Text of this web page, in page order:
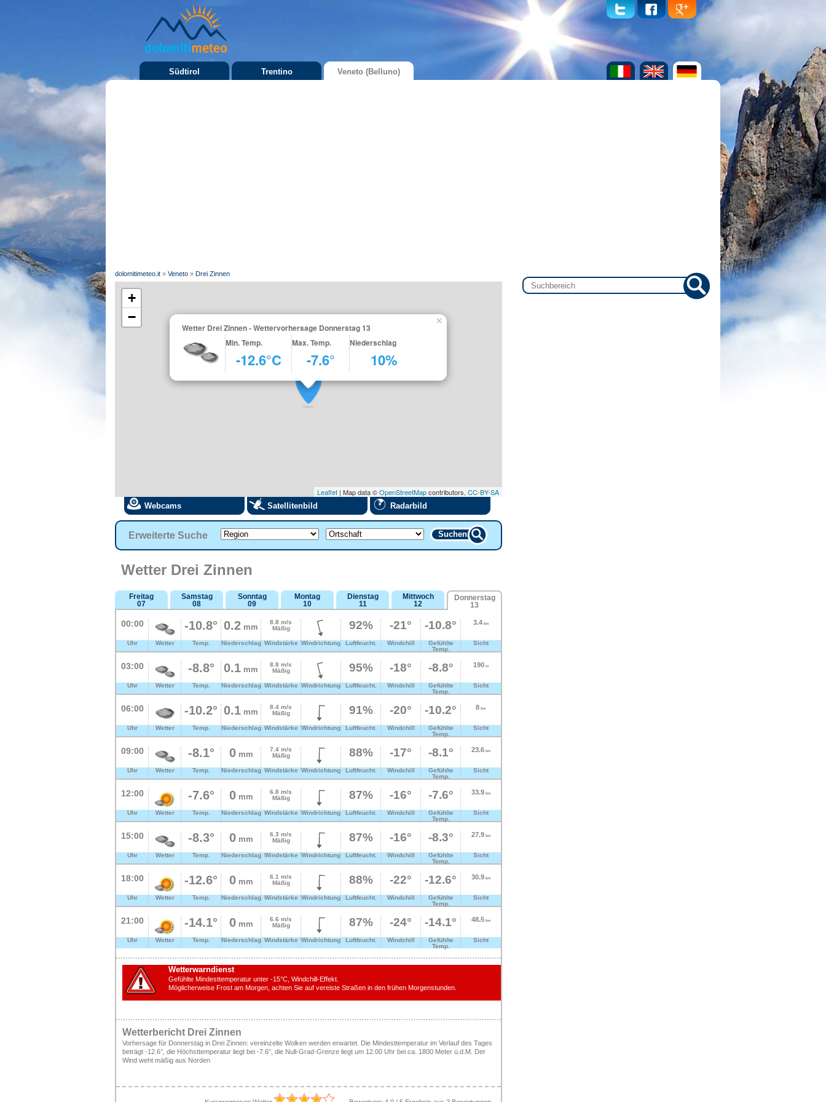
Südtirol Trentino Veneto (Belluno)
dolomitimeteo.it » Veneto » Drei Zinnen
Wetter Drei Zinnen - Wettervorhersage Donnerstag 13
Min. Temp.
Max. Temp. Niederschlag
-12.6°C -7.6° 10%
×
+
−
Leaflet | Map data ©OpenStreetMapcontributors, CC-BY-SA
Webcams Satellitenbild Radarbild
Erweiterte Suche Suchen
Wetter Drei Zinnen
Freitag
07
Samstag
08
Sonntag
09
Montag
10
Dienstag
11
Mittwoch
12
Donnerstag
13
00:00
Uhr Wetter
-10.8°
Temp.
0.2 mm
Niederschlag
8.8 m/s
Mäßig
Windstärke Windrichtung
92%
Luftfeucht.
-21°
Windchill
-10.8°
Gefühlte
Temp.
3.4km
Sicht
03:00
Uhr Wetter
-8.8°
Temp.
0.1 mm
Niederschlag
8.8 m/s
Mäßig
Windstärke Windrichtung
95%
Luftfeucht.
-18°
Windchill
-8.8°
Gefühlte
Temp.
190m
Sicht
06:00
Uhr Wetter
-10.2°
Temp.
0.1 mm
Niederschlag
8.4 m/s
Mäßig
Windstärke Windrichtung
91%
Luftfeucht.
-20°
Windchill
-10.2°
Gefühlte
Temp.
8 km
Sicht
09:00
Uhr Wetter
-8.1°
Temp.
0mm
Niederschlag
7.4 m/s
Mäßig
Windstärke Windrichtung
88%
Luftfeucht.
-17°
Windchill
-8.1°
Gefühlte
Temp.
23.6km
Sicht
12:00
Uhr Wetter
-7.6°
Temp.
0mm
Niederschlag
6.8 m/s
Mäßig
Windstärke Windrichtung
87%
Luftfeucht.
-16°
Windchill
-7.6°
Gefühlte
Temp.
33.9km
Sicht
15:00
Uhr Wetter
-8.3°
Temp.
0mm
Niederschlag
6.3 m/s
Mäßig
Windstärke Windrichtung
87%
Luftfeucht.
-16°
Windchill
-8.3°
Gefühlte
Temp.
27.9km
Sicht
18:00
Uhr Wetter
-12.6°
Temp.
0mm
Niederschlag
6.1 m/s
Mäßig
Windstärke Windrichtung
88%
Luftfeucht.
-22°
Windchill
-12.6°
Gefühlte
Temp.
30.9km
Sicht
21:00
Uhr Wetter
-14.1°
Temp.
0mm
Niederschlag
6.6 m/s
Mäßig
Windstärke Windrichtung
87%
Luftfeucht.
-24°
Windchill
-14.1°
Gefühlte
Temp.
48.5km
Sicht
Wetterwarndienst
Gefühlte Mindesttemperatur unter -15°C, Windchill-Effekt.
Möglicherweise Frost am Morgen, achten Sie auf vereiste Straßen in den frühen Morgenstunden.
Wetterbericht Drei Zinnen
Vorhersage für Donnerstag in Drei Zinnen: vereinzelte Wolken werden erwartet. Die Mindesttemperatur im Verlauf des Tages
beträgt -12.6°, die Höchsttemperatur liegt bei -7.6°, die Null-Grad-Grenze liegt um 12.00 Uhr bei ca. 1800 Meter ü.d.M. Der
Wind weht mäßig aus Norden